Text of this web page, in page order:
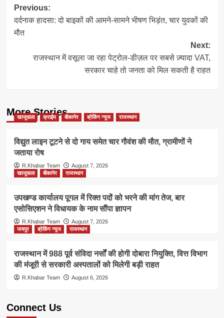
Post
navigation
Previous:
दर्दनाक हादसा: दो बाइकों की आमने-सामने भीषण भिड़ंत, चार युवकों की
मौत
Next:
राजस्थान में वसूला जा रहा पेट्रोल-डीज़ल पर सबसे ज़्यादा VAT,
सरकार चाहे तो जनता को मिल सकती है राहत
More Stories
खाजूवाला क्राईम बीकानेर ब्रेकिंग न्यूज राजस्थान
विद्युत लाइन टूटने से दो गाय समेत चार गौवंश की मौत, ग्रामीणों ने
जताया रोष
R.Khabar Team
August 7, 2026
खाजूवाला
बीकानेर राजस्थान
उपखण्ड कार्यालय पूगल में रिक्त पदों को भरने की मांग तेज, बार
एसोसिएशन ने विधायक के नाम सौंपा ज्ञापन
R.Khabar Team
August 7, 2026
जयपुर
ब्रेकिंग न्यूज राजस्थान
राजस्थान में 988 पूर्व संविदा नर्सों की होगी दोबारा नियुक्ति, वित्त विभाग
की मंजूरी से सरकारी अस्पतालों को मिलेगी बड़ी राहत
R.Khabar Team August 6, 2026
Connect Us